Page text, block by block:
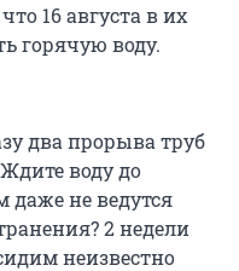
16 августа в их
горячую воду.
два прорыва труб
воду до
даже не ведутся
2 недели
неизвестно